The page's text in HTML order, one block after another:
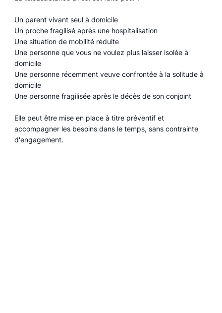
Un parent vivant seul à domicile
Un proche fragilisé après une hospitalisation
Une situation de mobilité réduite
Une personne que vous ne voulez plus laisser isolée à
domicile
Une personne récemment veuve confrontée à la solitude à
domicile
Une personne fragilisée après le décès de son conjoint
Elle peut être mise en place à titre préventif et
accompagner les besoins dans le temps, sans contrainte
d'engagement.